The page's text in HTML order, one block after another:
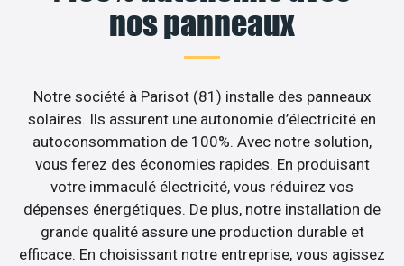
nos panneaux
Notre société à Parisot (81) installe des panneaux
solaires. Ils assurent une autonomie d’électricité en
autoconsommation de 100%. Avec notre solution,
vous ferez des économies rapides. En produisant
votre immaculé électricité, vous réduirez vos
dépenses énergétiques. De plus, notre installation de
grande qualité assure une production durable et
efficace. En choisissant notre entreprise, vous agissez